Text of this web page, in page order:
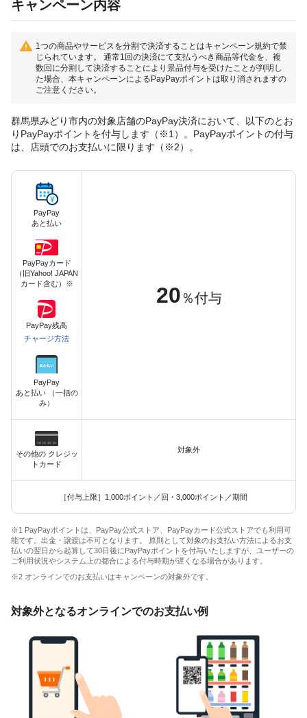
キャンペーン内容
1つの商品やサービスを分割で決済することはキャンペーン規約で禁
じられています。 通常1回の決済にて支払うべき商品等代金を、複
数回に分割して決済することにより景品付与を受けたことが判明し
た場合、本キャンペーンによるPayPayポイントは取り消されますの
ご注意ください。
群馬県みどり市内の対象店舗のPayPay決済において、以下のとお
りPayPayポイントを付与します（※1）。PayPayポイントの付与
は、店頭でのお支払いに限ります（※2）。
PayPay
あと払い
PayPayカード
（旧Yahoo! JAPAN
カード含む）※
PayPay残高
チャージ方法
PayPay
あと払い （一括の
み）
20 ％付与
その他の クレジッ
トカード
対象外
［付与上限］1,000ポイント／回・3,000ポイント／期間
※1 PayPayポイントは、PayPay公式ストア、PayPayカード公式ストアでも利用可
能です。出金・譲渡は不可となります。 原則として対象のお支払い方法によるお支
払いの翌日から起算して30日後にPayPayポイントを付与いたしますが、ユーザーの
ご利用状況やシステム上の都合による付与時期が遅くなる場合があります。
※2 オンラインでのお支払いはキャンペーンの対象外です。
対象外となるオンラインでのお支払い例